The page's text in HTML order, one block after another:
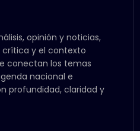
opinión y noticias,
y el contexto
conectan los temas
nacional e
profundidad, claridad y